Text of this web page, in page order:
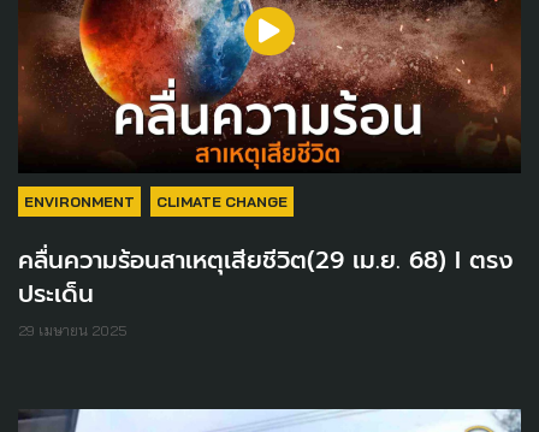
ENVIRONMENT CLIMATE CHANGE
คลื่นความร้อนสาเหตุเสียชีวิต(29 เม.ย. 68) I ตรง
ประเด็น
29 เมษายน 2025